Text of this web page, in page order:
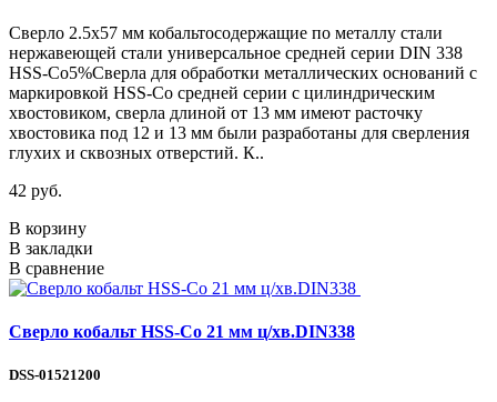
Сверло 2.5х57 мм кобальтосодержащие по металлу стали
нержавеющей стали универсальное средней серии DIN 338
HSS-Co5%Сверла для обработки металлических оснований с
маркировкой HSS-Co средней серии с цилиндрическим
хвостовиком, сверла длиной от 13 мм имеют расточку
хвостовика под 12 и 13 мм были разработаны для сверления
глухих и сквозных отверстий. К..
42 руб.
В корзину
В закладки
В сравнение
Сверло кобальт HSS-Со 21 мм ц/хв.DIN338
DSS-01521200